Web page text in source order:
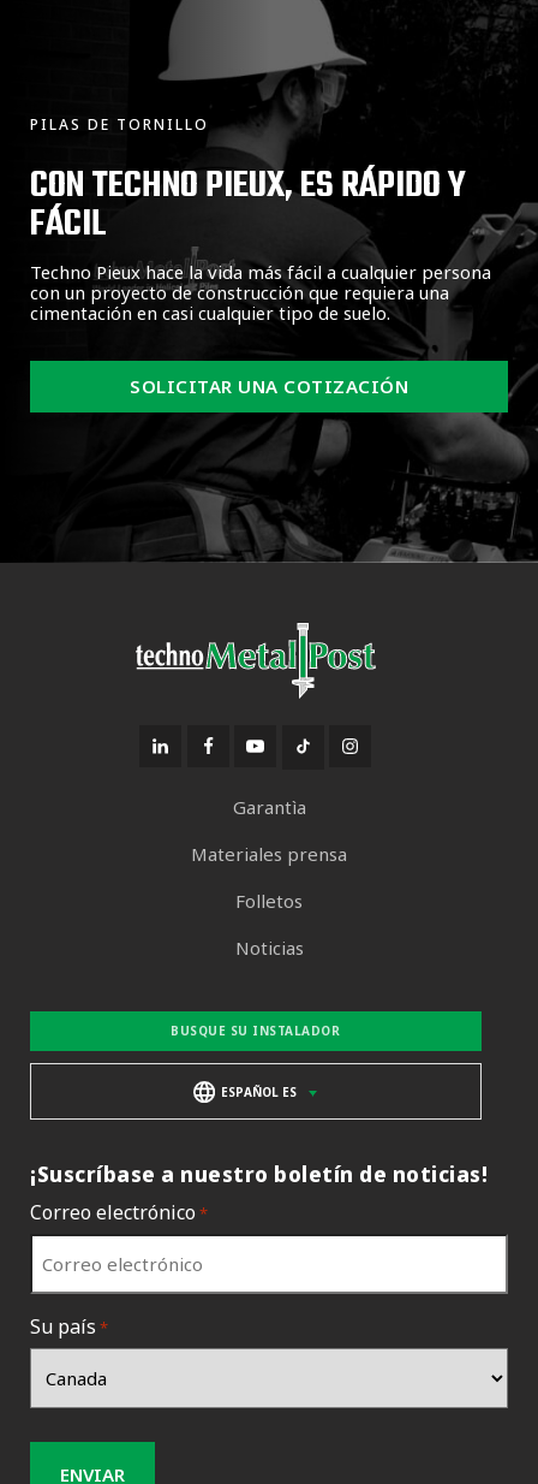
PILAS DE TORNILLO
CON TECHNO PIEUX, ES RÁPIDO Y
FÁCIL
Techno Pieux hace la vida más fácil a cualquier persona
con un proyecto de construcción que requiera una
cimentación en casi cualquier tipo de suelo.
SOLICITAR UNA COTIZACIÓN
Garantìa
Materiales prensa
Folletos
Noticias
BUSQUE SU INSTALADOR
ESPAÑOL ES
¡Suscríbase a nuestro boletín de noticias!
Correo electrónico *
Su país *